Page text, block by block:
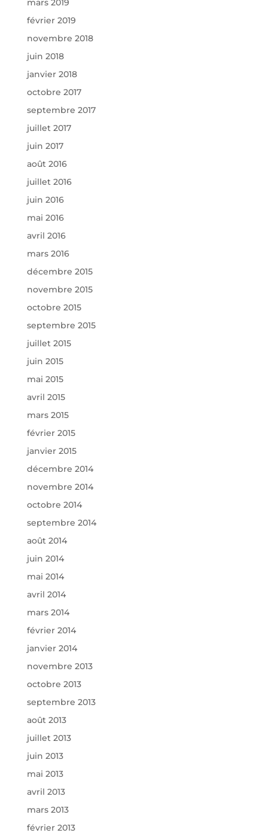
mars 2019
février 2019
novembre 2018
juin 2018
janvier 2018
octobre 2017
septembre 2017
juillet 2017
juin 2017
août 2016
juillet 2016
juin 2016
mai 2016
avril 2016
mars 2016
décembre 2015
novembre 2015
octobre 2015
septembre 2015
juillet 2015
juin 2015
mai 2015
avril 2015
mars 2015
février 2015
janvier 2015
décembre 2014
novembre 2014
octobre 2014
septembre 2014
août 2014
juin 2014
mai 2014
avril 2014
mars 2014
février 2014
janvier 2014
novembre 2013
octobre 2013
septembre 2013
août 2013
juillet 2013
juin 2013
mai 2013
avril 2013
mars 2013
février 2013